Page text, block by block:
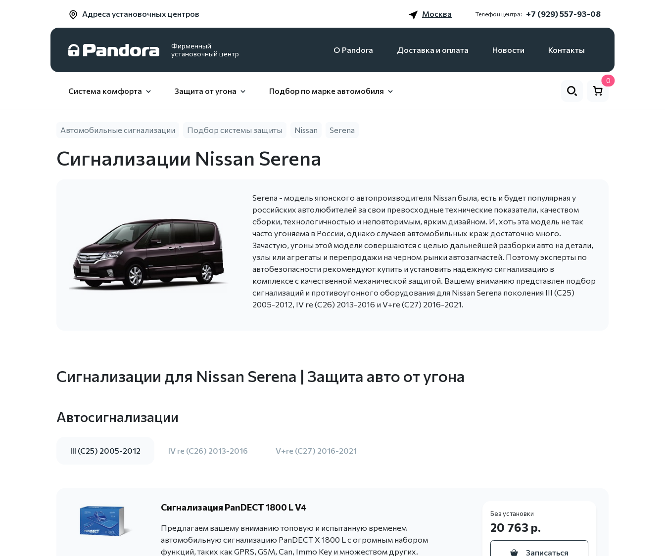
Адреса установочных центров Москва Телефон центра: +7 (929) 557-93-08
Фирменный
установочный центр
O Pandora Доставка и оплата Новости Контакты
Система комфорта Защита от угона Подбор по марке автомобиля
0
Автомобильные сигнализации Подбор системы защиты Nissan Serena
Сигнализации Nissan Serena
Serena - модель японского автопроизводителя Nissan была, есть и будет популярная у
российских автолюбителей за свои превосходные технические показатели, качеством
сборки, технологичностью и неповторимым, ярким дизайном. И, хоть эта модель не так
часто угоняема в России, однако случаев автомобильных краж достаточно много.
Зачастую, угоны этой модели совершаются с целью дальнейшей разборки авто на детали,
узлы или агрегаты и перепродажи на черном рынки автозапчастей. Поэтому эксперты по
автобезопасности рекомендуют купить и установить надежную сигнализацию в
комплексе с качественной механической защитой. Вашему вниманию представлен подбор
сигнализаций и противоугонного оборудования для Nissan Serena поколения III (C25)
2005-2012, IV re (C26) 2013-2016 и V+re (C27) 2016-2021.
Сигнализации для Nissan Serena | Защита авто от угона
Автосигнализации
III (C25) 2005-2012 IV re (C26) 2013-2016 V+re (C27) 2016-2021
Сигнализация PanDECT 1800 L V4
Предлагаем вашему вниманию топовую и испытанную временем
автомобильную сигнализацию PanDECT X 1800 L с огромным набором
функций, таких как GPRS, GSM, Can, Immo Key и множеством других.
Без установки
20 763 р.
Записаться